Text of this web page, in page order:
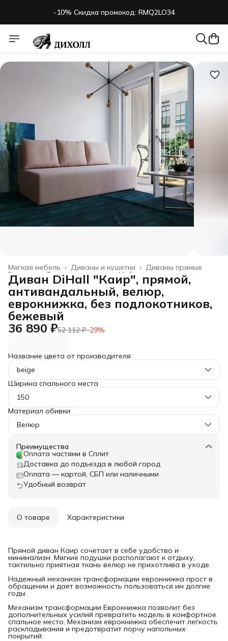
-10% Скидка промокод: RMQ2LO34
Диваны прямые
Диваны и кушетки ›
Мягкая мебель ›
Мебель
Товары для дома
Главная
Диван DiHall "Каир", прямой,
антивандальный, велюр,
еврокнижка, без подлокотников,
бежевый
36 890 ₽52 112 ₽−29%
Название цвета от производителя
beige
Ширина спального места
150
Материал обивки
Велюр
Преимущества
Оплата частями в Сплит
Доставка до подъезда в любой город
Оплата — картой, СБП или наличными
Удобный возврат
О товаре Характеристики
Прямой диван Каир сочетает в себе удобство и
минимализм. Мягкие подушки располагают к отдыху,
тактильно приятная ткань велюр не прихотлива в уходе.
Надежный механизм трансформации еврокнижка прост в
обращении и дает возможность пользоваться им долгие
годы.
Механизм трансформации Еврокнижка позволит без
дополнительных усилий превратить модель в комфортное
спальное место. Механизм еврокнижка обеспечит легкость
раскладывания и предотвратит порчу напольных
покрытий.